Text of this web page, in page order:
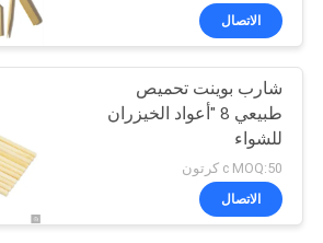
الاتصال
شارب بوينت تحميص
طبيعي 8 "أعواد الخيزران
للشواء
c MOQ:50 كرتون
الاتصال